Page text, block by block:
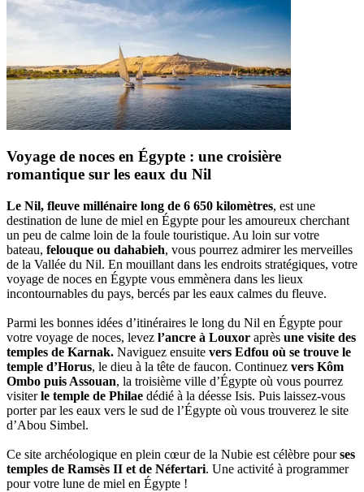
Voyage de noces en Égypte : une croisière
romantique sur les eaux du Nil
Le Nil, fleuve millénaire long de 6 650 kilomètres, est une
destination de lune de miel en Égypte pour les amoureux cherchant
un peu de calme loin de la foule touristique. Au loin sur votre
bateau, felouque ou dahabieh, vous pourrez admirer les merveilles
de la Vallée du Nil. En mouillant dans les endroits stratégiques, votre
voyage de noces en Égypte vous emmènera dans les lieux
incontournables du pays, bercés par les eaux calmes du fleuve.
Parmi les bonnes idées d’itinéraires le long du Nil en Égypte pour
votre voyage de noces, levez l’ancre à Louxor après une visite des
temples de Karnak. Naviguez ensuite vers Edfou où se trouve le
temple d’Horus, le dieu à la tête de faucon. Continuez vers Kôm
Ombo puis Assouan, la troisième ville d’Égypte où vous pourrez
visiterle temple de Philae dédié à la déesse Isis. Puis laissez-vous
porter par les eaux vers le sud de l’Égypte où vous trouverez le site
d’Abou Simbel.
Ce site archéologique en plein cœur de la Nubie est célèbre pourses
temples de Ramsès II et de Néfertari. Une activité à programmer
pour votre lune de miel en Égypte !